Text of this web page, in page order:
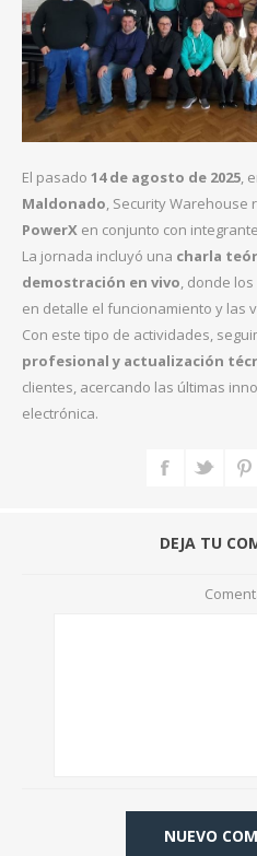
El pasado 14 de agosto de 2025,
Maldonado, Security Warehouse
PowerX en conjunto con
La jornada incluyó una charla
demostración en vivo, donde
en detalle el funcionamiento y las
Con este tipo de actividades,
profesional y actualización
clientes, acercando las últimas
electrónica.
DEJA TU